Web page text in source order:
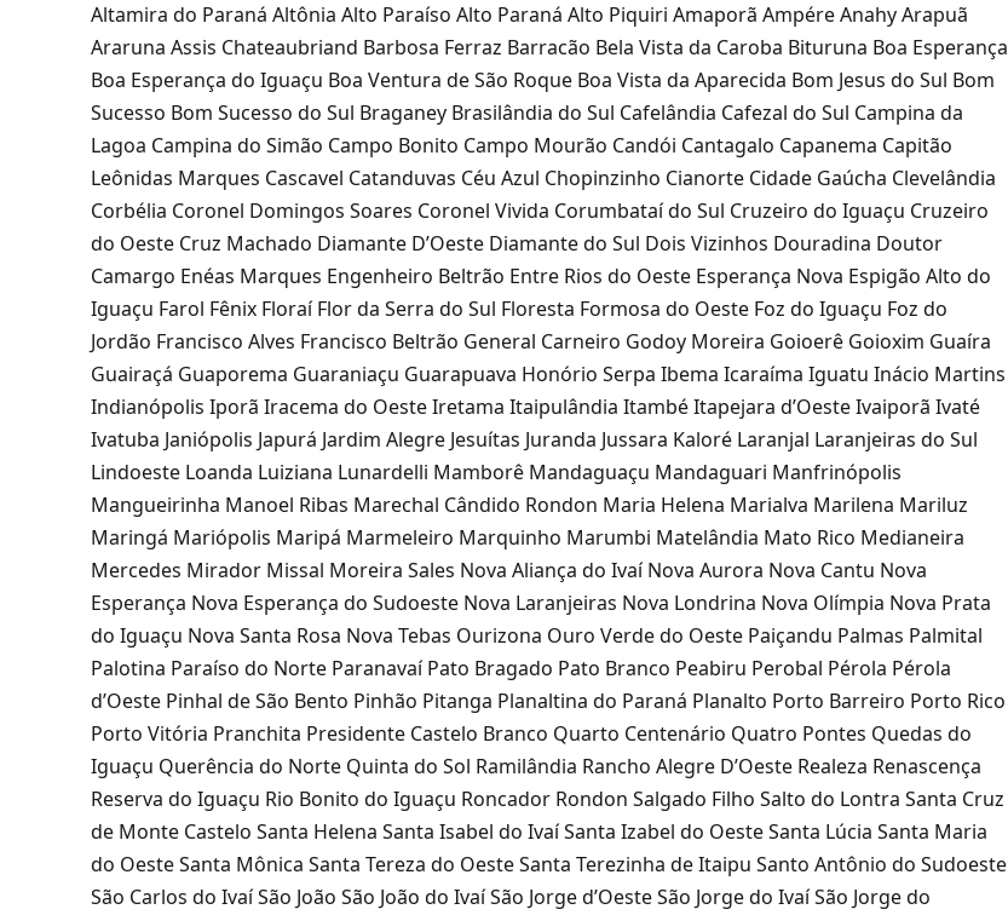
Altamira do Paraná Altônia Alto Paraíso Alto Paraná Alto Piquiri Amaporã Ampére Anahy Arapuã
Araruna Assis Chateaubriand Barbosa Ferraz Barracão Bela Vista da Caroba Bituruna Boa Esperança
Boa Esperança do Iguaçu Boa Ventura de São Roque Boa Vista da Aparecida Bom Jesus do Sul Bom
Sucesso Bom Sucesso do Sul Braganey Brasilândia do Sul Cafelândia Cafezal do Sul Campina da
Lagoa Campina do Simão Campo Bonito Campo Mourão Candói Cantagalo Capanema Capitão
Leônidas Marques Cascavel Catanduvas Céu Azul Chopinzinho Cianorte Cidade Gaúcha Clevelândia
Corbélia Coronel Domingos Soares Coronel Vivida Corumbataí do Sul Cruzeiro do Iguaçu Cruzeiro
do Oeste Cruz Machado Diamante D’Oeste Diamante do Sul Dois Vizinhos Douradina Doutor
Camargo Enéas Marques Engenheiro Beltrão Entre Rios do Oeste Esperança Nova Espigão Alto do
Iguaçu Farol Fênix Floraí Flor da Serra do Sul Floresta Formosa do Oeste Foz do Iguaçu Foz do
Jordão Francisco Alves Francisco Beltrão General Carneiro Godoy Moreira Goioerê Goioxim Guaíra
Guairaçá Guaporema Guaraniaçu Guarapuava Honório Serpa Ibema Icaraíma Iguatu Inácio Martins
Indianópolis Iporã Iracema do Oeste Iretama Itaipulândia Itambé Itapejara d’Oeste Ivaiporã Ivaté
Ivatuba Janiópolis Japurá Jardim Alegre Jesuítas Juranda Jussara Kaloré Laranjal Laranjeiras do Sul
Lindoeste Loanda Luiziana Lunardelli Mamborê Mandaguaçu Mandaguari Manfrinópolis
Mangueirinha Manoel Ribas Marechal Cândido Rondon Maria Helena Marialva Marilena Mariluz
Maringá Mariópolis Maripá Marmeleiro Marquinho Marumbi Matelândia Mato Rico Medianeira
Mercedes Mirador Missal Moreira Sales Nova Aliança do Ivaí Nova Aurora Nova Cantu Nova
Esperança Nova Esperança do Sudoeste Nova Laranjeiras Nova Londrina Nova Olímpia Nova Prata
do Iguaçu Nova Santa Rosa Nova Tebas Ourizona Ouro Verde do Oeste Paiçandu Palmas Palmital
Palotina Paraíso do Norte Paranavaí Pato Bragado Pato Branco Peabiru Perobal Pérola Pérola
d’Oeste Pinhal de São Bento Pinhão Pitanga Planaltina do Paraná Planalto Porto Barreiro Porto Rico
Porto Vitória Pranchita Presidente Castelo Branco Quarto Centenário Quatro Pontes Quedas do
Iguaçu Querência do Norte Quinta do Sol Ramilândia Rancho Alegre D’Oeste Realeza Renascença
Reserva do Iguaçu Rio Bonito do Iguaçu Roncador Rondon Salgado Filho Salto do Lontra Santa Cruz
de Monte Castelo Santa Helena Santa Isabel do Ivaí Santa Izabel do Oeste Santa Lúcia Santa Maria
do Oeste Santa Mônica Santa Tereza do Oeste Santa Terezinha de Itaipu Santo Antônio do Sudoeste
São Carlos do Ivaí São João São João do Ivaí São Jorge d’Oeste São Jorge do Ivaí São Jorge do